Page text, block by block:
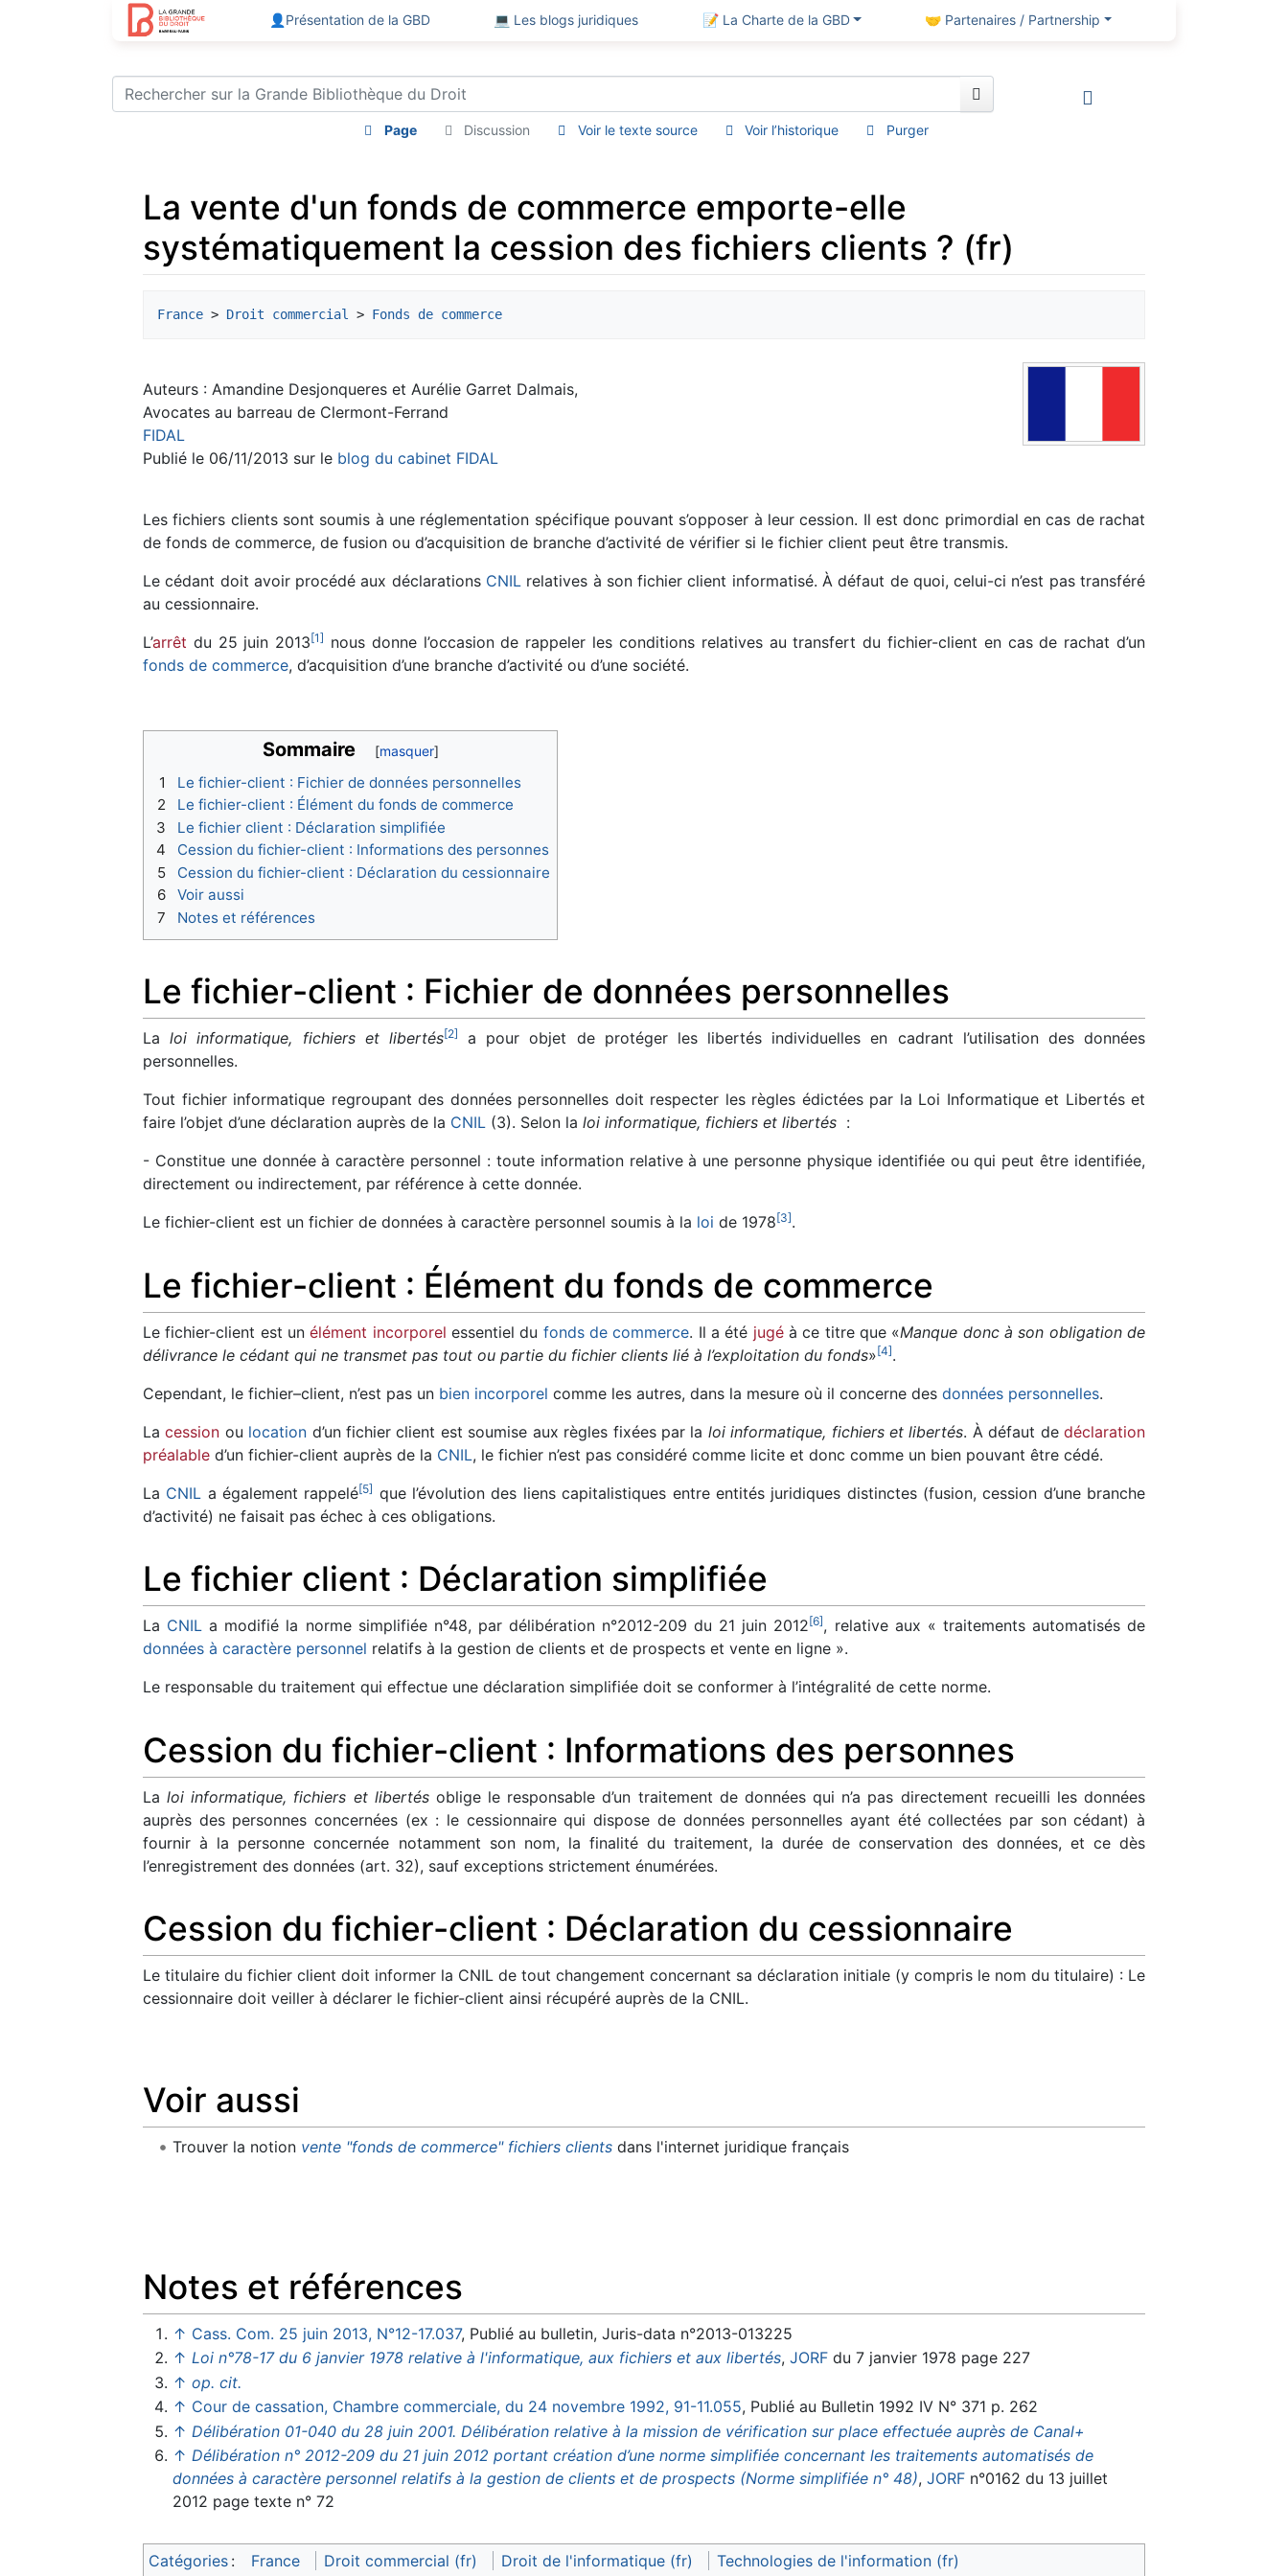
👤Présentation de la GBD 💻 Les blogs juridiques 📝 La Charte de la GBD 🤝 Partenaires / Partnership
Page Discussion Voir le texte source Voir l’historique Purger
La vente d'un fonds de commerce emporte-elle
systématiquement la cession des fichiers clients ? (fr)
France > Droit commercial > Fonds de commerce
Auteurs : Amandine Desjonqueres et Aurélie Garret Dalmais,
Avocates au barreau de Clermont-Ferrand
FIDAL
Publié le 06/11/2013 sur le blog du cabinet FIDAL
Les fichiers clients sont soumis à une réglementation spécifique pouvant s’opposer à leur cession. Il est donc primordial en cas de rachat
de fonds de commerce, de fusion ou d’acquisition de branche d’activité de vérifier si le fichier client peut être transmis.
Le cédant doit avoir procédé aux déclarations CNIL relatives à son fichier client informatisé. À défaut de quoi, celui-ci n’est pas transféré
au cessionnaire.
L’arrêt du 25 juin 2013[1] nous donne l’occasion de rappeler les conditions relatives au transfert du fichier-client en cas de rachat d’un
fonds de commerce, d’acquisition d’une branche d’activité ou d’une société.
Sommaire
1
Le fichier-client : Fichier de données personnelles
2
Le fichier-client : Élément du fonds de commerce
3
Le fichier client : Déclaration simplifiée
4
Cession du fichier-client : Informations des personnes
5
Cession du fichier-client : Déclaration du cessionnaire
6
Voir aussi
7
Notes et références
Le fichier-client : Fichier de données personnelles
Laloi informatique, fichiers et libertés[2]
a pour objet de protéger les libertés individuelles en cadrant l’utilisation des données
personnelles.
Tout fichier informatique regroupant des données personnelles doit respecter les règles édictées par la Loi Informatique et Libertés et
faire l’objet d’une déclaration auprès de la CNIL (3). Selon la loi informatique, fichiers et libertés :
- Constitue une donnée à caractère personnel : toute information relative à une personne physique identifiée ou qui peut être identifiée,
directement ou indirectement, par référence à cette donnée.
Le fichier-client est un fichier de données à caractère personnel soumis à la loi de 1978[3].
Le fichier-client : Élément du fonds de commerce
Le fichier-client est unélément incorporel essentiel du fonds de commerce. Il a été jugéà ce titre que «Manque donc à son obligation de
délivrance le cédant qui ne transmet pas tout ou partie du fichier clients lié à l’exploitation du fonds»[4].
Cependant, le fichier–client, n’est pas un bien incorporel comme les autres, dans la mesure où il concerne des données personnelles.
Lacession ou location d’un fichier client est soumise aux règles fixées par la loi informatique, fichiers et libertés. À défaut dedéclaration
préalable d’un fichier-client auprès de la CNIL, le fichier n’est pas considéré comme licite et donc comme un bien pouvant être cédé.
La CNIL a également rappelé[5] que l’évolution des liens capitalistiques entre entités juridiques distinctes (fusion, cession d’une branche
d’activité) ne faisait pas échec à ces obligations.
Le fichier client : Déclaration simplifiée
La CNIL a modifié la norme simplifiée n°48, par délibération n°2012-209 du 21 juin 2012[6], relative aux « traitements automatisés de
données à caractère personnel relatifs à la gestion de clients et de prospects et vente en ligne ».
Le responsable du traitement qui effectue une déclaration simplifiée doit se conformer à l’intégralité de cette norme.
Cession du fichier-client : Informations des personnes
Laloi informatique, fichiers et libertésoblige le responsable d’un traitement de données qui n’a pas directement recueilli les données
auprès des personnes concernées (ex : le cessionnaire qui dispose de données personnelles ayant été collectées par son cédant) à
fournir à la personne concernée notamment son nom, la finalité du traitement, la durée de conservation des données, et ce dès
l’enregistrement des données (art. 32), sauf exceptions strictement énumérées.
Cession du fichier-client : Déclaration du cessionnaire
Le titulaire du fichier client doit informer la CNIL de tout changement concernant sa déclaration initiale (y compris le nom du titulaire) : Le
cessionnaire doit veiller à déclarer le fichier-client ainsi récupéré auprès de la CNIL.
Voir aussi
Trouver la notion vente "fonds de commerce" fichiers clientsdans l'internet juridique français
Notes et références
↑ Cass. Com. 25 juin 2013, N°12-17.037, Publié au bulletin, Juris-data n°2013-013225
↑ Loi n°78-17 du 6 janvier 1978 relative à l'informatique, aux fichiers et aux libertés, JORFdu 7 janvier 1978 page 227
↑ op. cit.
↑ Cour de cassation, Chambre commerciale, du 24 novembre 1992, 91-11.055, Publié au Bulletin 1992 IV N° 371 p. 262
↑ Délibération 01-040 du 28 juin 2001. Délibération relative à la mission de vérification sur place effectuée auprès de Canal+
↑ Délibération n° 2012-209 du 21 juin 2012 portant création d’une norme simplifiée concernant les traitements automatisés de
données à caractère personnel relatifs à la gestion de clients et de prospects (Norme simplifiée n° 48), JORFn°0162 du 13 juillet
2012 page texte n° 72
Catégories : France Droit commercial (fr) Droit de l'informatique (fr) Technologies de l'information (fr)